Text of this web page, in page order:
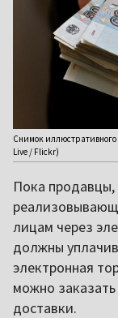
Снимок
Live / Flickr)
Пока
лицам через
должны
электронная
можно
доставки.